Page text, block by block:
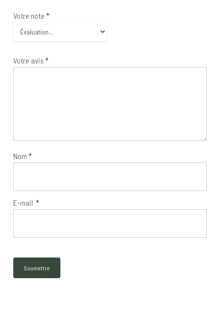
Votre note *
Votre avis *
Nom *
E-mail *